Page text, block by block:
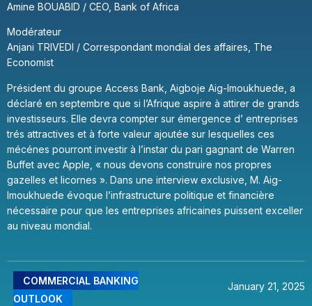
Amine BOUABID / CEO, Bank of Africa
Modérateur
Anjani TRIVEDI / Correspondant mondial des affaires, The
Economist
Président du groupe Access Bank, Aigboje Aig-Imoukhuede, a
déclaré en septembre que si l’Afrique aspire à attirer de grands
investisseurs. Elle devra compter sur émergence d’ entreprises
trés attractives et à forte valeur ajoutée sur lesquelles ces
mécénes pourront investir à l’instar du pari gagnant de Warren
Buffet avec Apple, « nous devons construire nos propres
gazelles et licornes ». Dans une interview exclusive, M. Aig-
Imoukhuede évoque l’infrastructure politique et financière
nécessaire pour que les entreprises africaines puissent exceller
au niveau mondial.
COMMERCIAL BANKING
OUTLOOK
January 21, 2025